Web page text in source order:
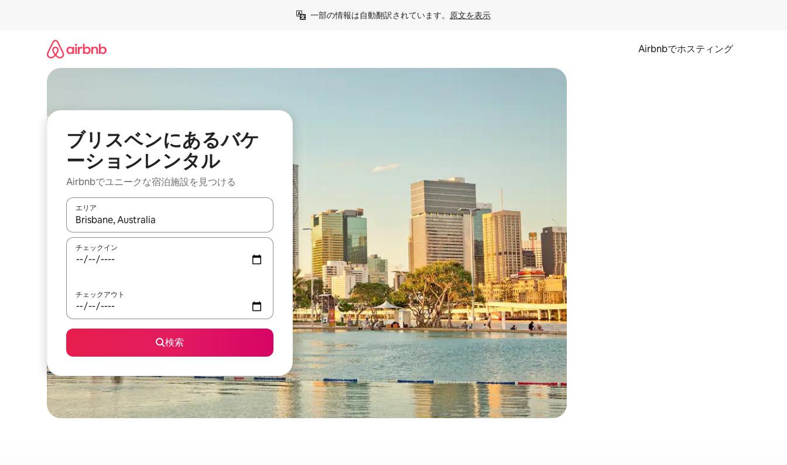
一部の情報は自動翻訳されています。 原文を表示
Airbnbでホスティング
ブリスベンにあるバケ
ーションレンタル
Airbnbでユニークな宿泊施設を見つける
エリア
検索結果が表示されたら、上下の矢印キーを使って移動するか、画面をタッチまたはスワイプして検索結果を確認することができます。
チェックイン
チェックアウト
検索